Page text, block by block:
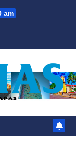
am